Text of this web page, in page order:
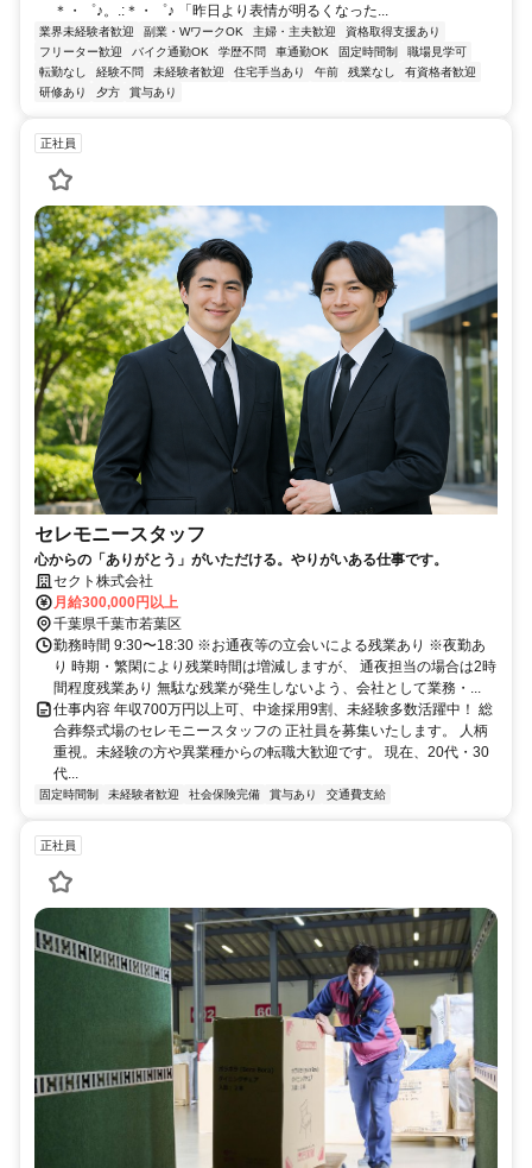
＊・゜♪。.:＊・゜♪ 「昨日より表情が明るくなった...
業界未経験者歓迎 副業・WワークOK 主婦・主夫歓迎
資格取得支援あり
フリーター歓迎
バイク通勤OK 学歴不問 車通勤OK 固定時間制
職場見学可
転勤なし
経験不問 未経験者歓迎 住宅手当あり 午前 残業なし
有資格者歓迎
研修あり
夕方 賞与あり
正社員
セレモニースタッフ
心からの「ありがとう」がいただける。やりがいある仕事です。
セクト株式会社
月給300,000円以上
千葉県千葉市若葉区
勤務時間 9:30〜18:30 ※お通夜等の立会いによる残業あり ※夜勤あ
り 時期・繁閑により残業時間は増減しますが、 通夜担当の場合は2時
間程度残業あり 無駄な残業が発生しないよう、会社として業務・...
仕事内容 年収700万円以上可、中途採用9割、未経験多数活躍中！ 総
合葬祭式場のセレモニースタッフの 正社員を募集いたします。 人柄
重視。未経験の方や異業種からの転職大歓迎です。 現在、20代・30
代...
固定時間制 未経験者歓迎 社会保険完備 賞与あり 交通費支給
正社員